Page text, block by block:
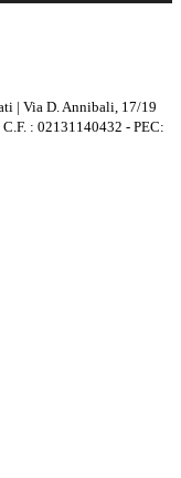
| Via D. Annibali, 17/19
: 02131140432 - PEC: